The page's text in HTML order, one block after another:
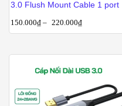
3.0 Flush Mount Cable 1 port
150.000₫ – 220.000₫